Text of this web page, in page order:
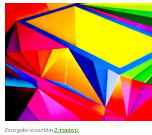
Essa galeria contém2 imagens.